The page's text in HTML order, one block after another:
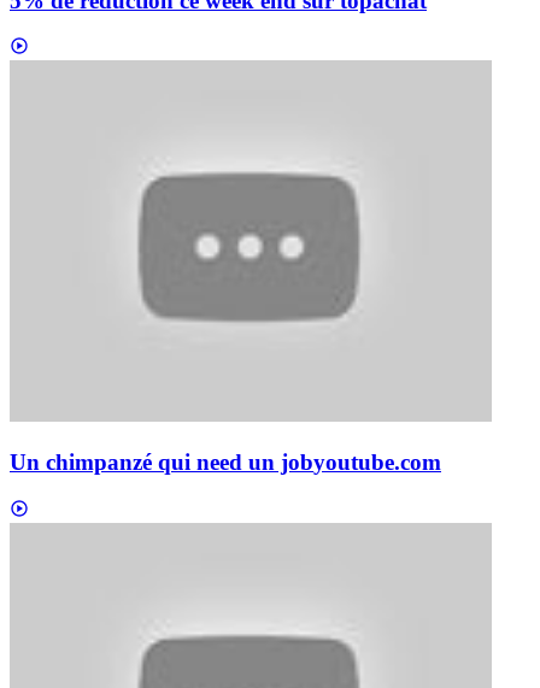
Un chimpanzé qui need un jobyoutube.com